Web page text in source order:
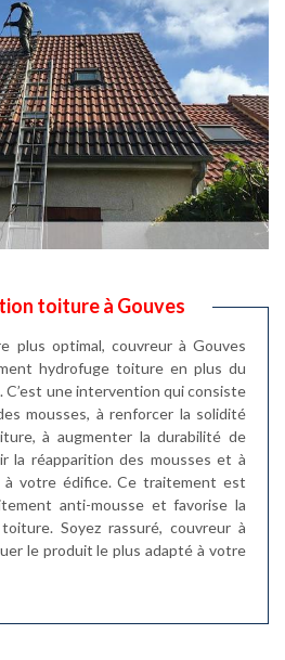
toiture à Gouves
plus optimal, couvreur à Gouves
hydrofuge toiture en plus du
une intervention qui consiste
mousses, à renforcer la solidité
à augmenter la durabilité de
la réapparition des mousses et à
votre édifice. Ce traitement est
anti-mousse et favorise la
Soyez rassuré, couvreur à
le produit le plus adapté à votre